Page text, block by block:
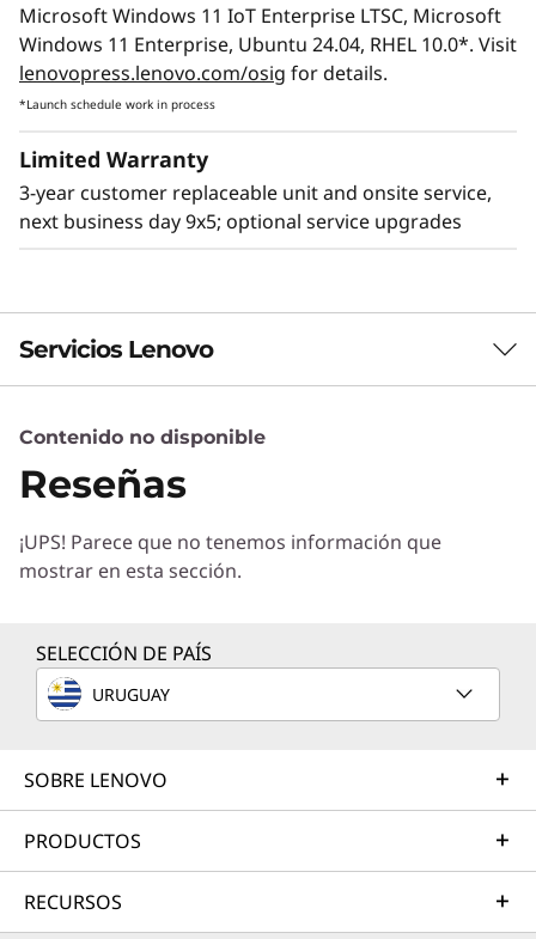
Microsoft Windows 11 IoT Enterprise LTSC, Microsoft
Windows 11 Enterprise, Ubuntu 24.04, RHEL 10.0*. Visit
lenovopress.lenovo.com/osig for details.
*Launch schedule work in process
Limited Warranty
3-year customer replaceable unit and onsite service,
next business day 9x5; optional service upgrades
Servicios Lenovo
Servicios de Soluciones
Diseñe la mejor estrategia para su empresa.
correcta para sus exclusivas necesidades
empresariales.
Servicios de Implementación
ayudaremos a simplificar la implementación de nuevas
Más información
Contenido no disponible
Reseñas
¡UPS! Parece que no tenemos información que
mostrar en esta sección.
SELECCIÓN DE PAÍS
URUGUAY
SOBRE LENOVO
PRODUCTOS
RECURSOS